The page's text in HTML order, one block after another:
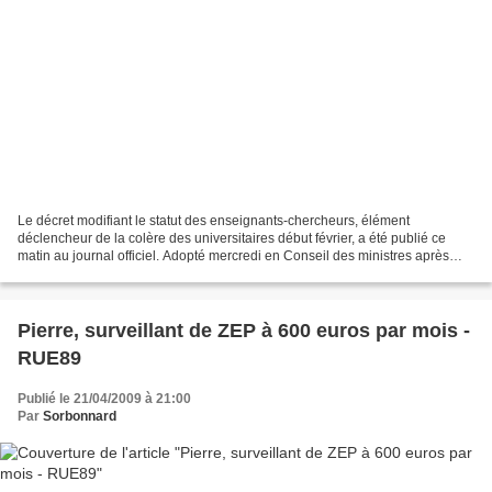
Le décret modifiant le statut des enseignants-chercheurs, élément
déclencheur de la colère des universitaires début février, a été publié ce
matin au journal officiel. Adopté mercredi en Conseil des ministres après
Pierre, surveillant de ZEP à 600 euros par mois -
RUE89
Publié le 21/04/2009 à 21:00
Par Sorbonnard